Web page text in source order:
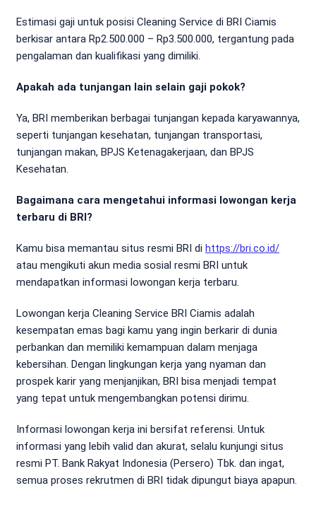
Estimasi gaji untuk posisi Cleaning Service di BRI Ciamis
berkisar antara Rp2.500.000 – Rp3.500.000, tergantung pada
pengalaman dan kualifikasi yang dimiliki.
Apakah ada tunjangan lain selain gaji pokok?
Ya, BRI memberikan berbagai tunjangan kepada karyawannya,
seperti tunjangan kesehatan, tunjangan transportasi,
tunjangan makan, BPJS Ketenagakerjaan, dan BPJS
Kesehatan.
Bagaimana cara mengetahui informasi lowongan kerja
terbaru di BRI?
Kamu bisa memantau situs resmi BRI di https://bri.co.id/
atau mengikuti akun media sosial resmi BRI untuk
mendapatkan informasi lowongan kerja terbaru.
Lowongan kerja Cleaning Service BRI Ciamis adalah
kesempatan emas bagi kamu yang ingin berkarir di dunia
perbankan dan memiliki kemampuan dalam menjaga
kebersihan. Dengan lingkungan kerja yang nyaman dan
prospek karir yang menjanjikan, BRI bisa menjadi tempat
yang tepat untuk mengembangkan potensi dirimu.
Informasi lowongan kerja ini bersifat referensi. Untuk
informasi yang lebih valid dan akurat, selalu kunjungi situs
resmi PT. Bank Rakyat Indonesia (Persero) Tbk. dan ingat,
semua proses rekrutmen di BRI tidak dipungut biaya apapun.